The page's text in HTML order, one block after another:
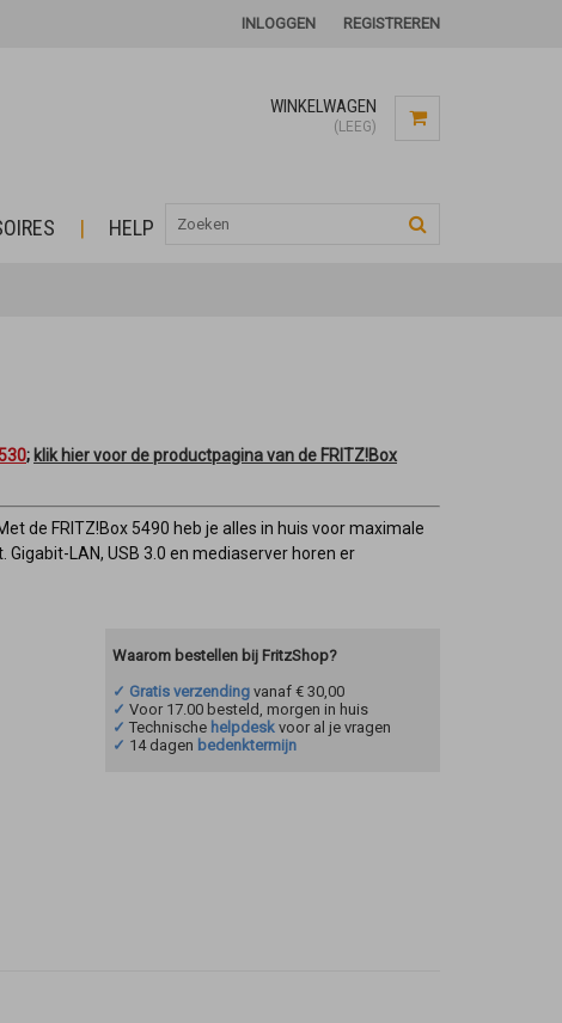
INLOGGEN REGISTREREN
WINKELWAGEN
(LEEG)
HELP
; klik hier voor de productpagina van de FRITZ!Box
de FRITZ!Box 5490 heb je alles in huis voor maximale
LAN, USB 3.0 en mediaserver horen er
Waarom bestellen bij FritzShop?
✓ Gratis verzending vanaf € 30,00
✓ Voor 17.00 besteld, morgen in huis
✓ Technische helpdesk voor al je vragen
✓ 14 dagen bedenktermijn